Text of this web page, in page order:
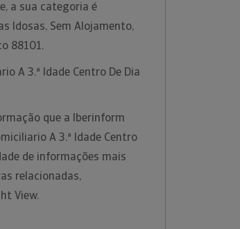
a sua categoria é
Idosas, Sem Alojamento,
88101.
A 3.ª Idade Centro De Dia
que a Iberinform
A 3.ª Idade Centro
de informações mais
relacionadas,
View.